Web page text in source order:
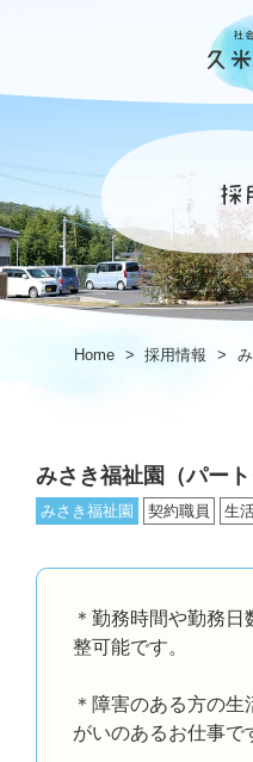
Home > 採用情報 >
みさき福祉園（パート
みさき福祉園 契約職員 生
＊勤務時間や勤務
整可能です。
＊障害のある方の生
がいのあるお仕事で